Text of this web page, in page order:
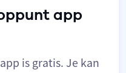
app
is gratis. Je kan